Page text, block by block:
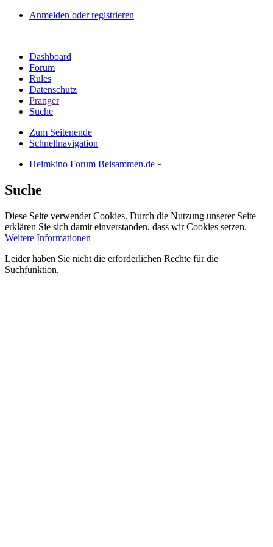
Anmelden oder registrieren
Dashboard
Forum
Rules
Datenschutz
Pranger
Suche
Zum Seitenende
Schnellnavigation
Heimkino Forum Beisammen.de »
Suche
Diese Seite verwendet Cookies. Durch die Nutzung unserer Seite
erklären Sie sich damit einverstanden, dass wir Cookies setzen.
Weitere Informationen
Leider haben Sie nicht die erforderlichen Rechte für die
Suchfunktion.